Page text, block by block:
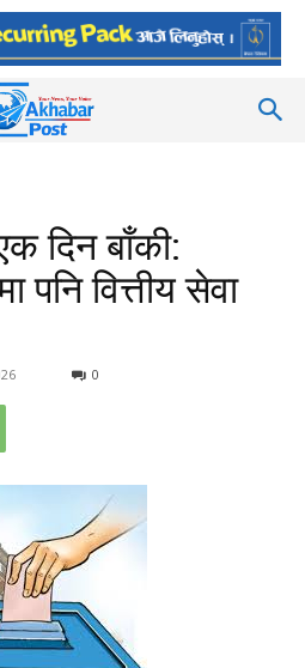
दिन बाँकी:
पनि वित्तीय सेवा
0